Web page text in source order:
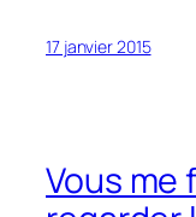
17 janvier 2015
Vous me